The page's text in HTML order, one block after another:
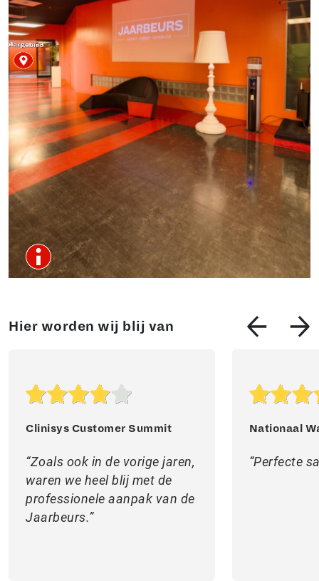
Hier worden wij blij van
Clinisys Customer Summit
Zoals ook in de vorige jaren,
waren we heel blij met de
professionele aanpak van de
Jaarbeurs.
Nationaal
Perfecte